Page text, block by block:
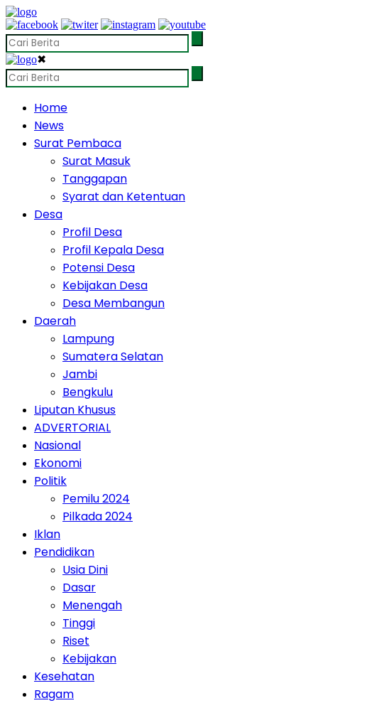
✖
Home
News
Surat Pembaca
Surat Masuk
Tanggapan
Syarat dan Ketentuan
Desa
Profil Desa
Profil Kepala Desa
Potensi Desa
Kebijakan Desa
Desa Membangun
Daerah
Lampung
Sumatera Selatan
Jambi
Bengkulu
Liputan Khusus
ADVERTORIAL
Nasional
Ekonomi
Politik
Pemilu 2024
Pilkada 2024
Iklan
Pendidikan
Usia Dini
Dasar
Menengah
Tinggi
Riset
Kebijakan
Kesehatan
Ragam